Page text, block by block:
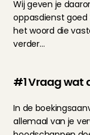
Wij geven je
oppasdienst goed
het woord die
verder…
#1 Vraag wat
In de
allemaal van je